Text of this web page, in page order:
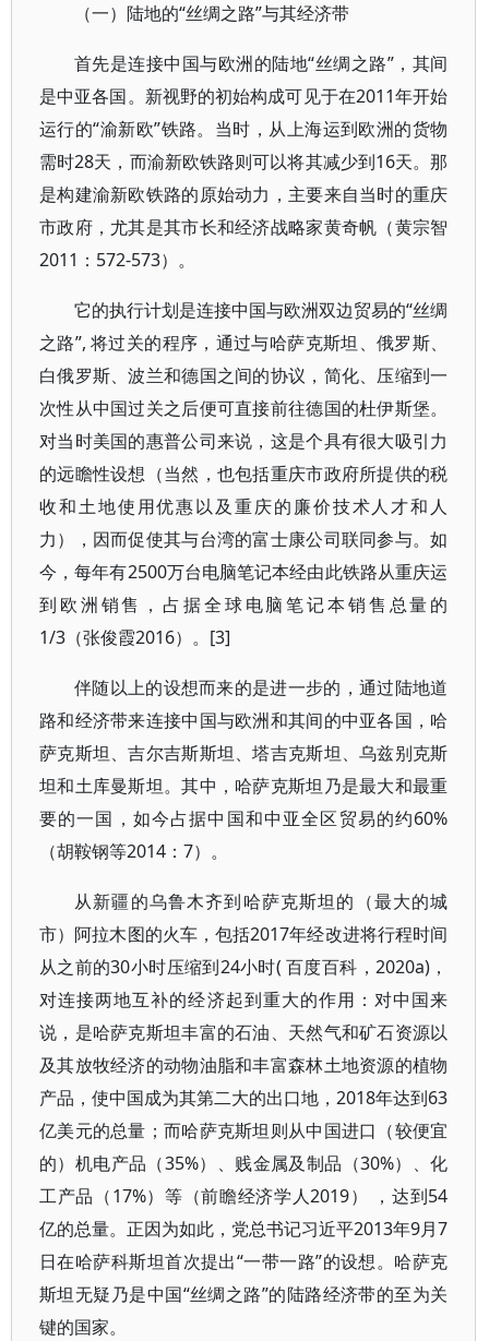
（一）陆地的“丝绸之路”与其经济带
首先是连接中国与欧洲的陆地“丝绸之路”，其间
是中亚各国。新视野的初始构成可见于在2011年开始
运行的“渝新欧”铁路。当时，从上海运到欧洲的货物
需时28天，而渝新欧铁路则可以将其减少到16天。那
是构建渝新欧铁路的原始动力，主要来自当时的重庆
市政府，尤其是其市长和经济战略家黄奇帆（黄宗智
2011：572-573）。
它的执行计划是连接中国与欧洲双边贸易的“丝绸
之路”, 将过关的程序，通过与哈萨克斯坦、俄罗斯、
白俄罗斯、波兰和德国之间的协议，简化、压缩到一
次性从中国过关之后便可直接前往德国的杜伊斯堡。
对当时美国的惠普公司来说，这是个具有很大吸引力
的远瞻性设想（当然，也包括重庆市政府所提供的税
收和土地使用优惠以及重庆的廉价技术人才和人
力），因而促使其与台湾的富士康公司联同参与。如
今，每年有2500万台电脑笔记本经由此铁路从重庆运
到欧洲销售，占据全球电脑笔记本销售总量的
1/3（张俊霞2016）。[3]
伴随以上的设想而来的是进一步的，通过陆地道
路和经济带来连接中国与欧洲和其间的中亚各国，哈
萨克斯坦、吉尔吉斯斯坦、塔吉克斯坦、乌兹别克斯
坦和土库曼斯坦。其中，哈萨克斯坦乃是最大和最重
要的一国，如今占据中国和中亚全区贸易的约60%
（胡鞍钢等2014：7）。
从新疆的乌鲁木齐到哈萨克斯坦的（最大的城
市）阿拉木图的火车，包括2017年经改进将行程时间
从之前的30小时压缩到24小时( 百度百科，2020a)，
对连接两地互补的经济起到重大的作用：对中国来
说，是哈萨克斯坦丰富的石油、天然气和矿石资源以
及其放牧经济的动物油脂和丰富森林土地资源的植物
产品，使中国成为其第二大的出口地，2018年达到63
亿美元的总量；而哈萨克斯坦则从中国进口（较便宜
的）机电产品（35%）、贱金属及制品（30%）、化
工产品（17%）等（前瞻经济学人2019） ，达到54
亿的总量。正因为如此，党总书记习近平2013年9月7
日在哈萨科斯坦首次提出“一带一路”的设想。哈萨克
斯坦无疑乃是中国“丝绸之路”的陆路经济带的至为关
键的国家。